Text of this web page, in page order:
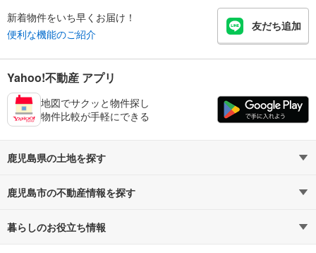
新着物件をいち早くお届け！
便利な機能のご紹介
友だち追加
Yahoo!不動産 アプリ
地図でサクッと物件探し
物件比較が手軽にできる
鹿児島県の土地を探す
路線・駅から探す
通勤・通学時間から探す
鹿児島市の不動産情報を探す
不動産・住宅
暮らしのお役立ち情報